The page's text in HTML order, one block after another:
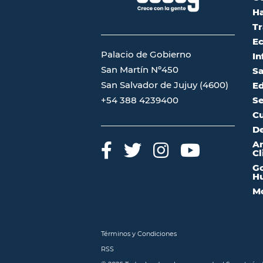
Palacio de Gobierno
San Martín Nº450
San Salvador de Jujuy (4600)
+54 388 4239400
Términos y Condiciones
RSS